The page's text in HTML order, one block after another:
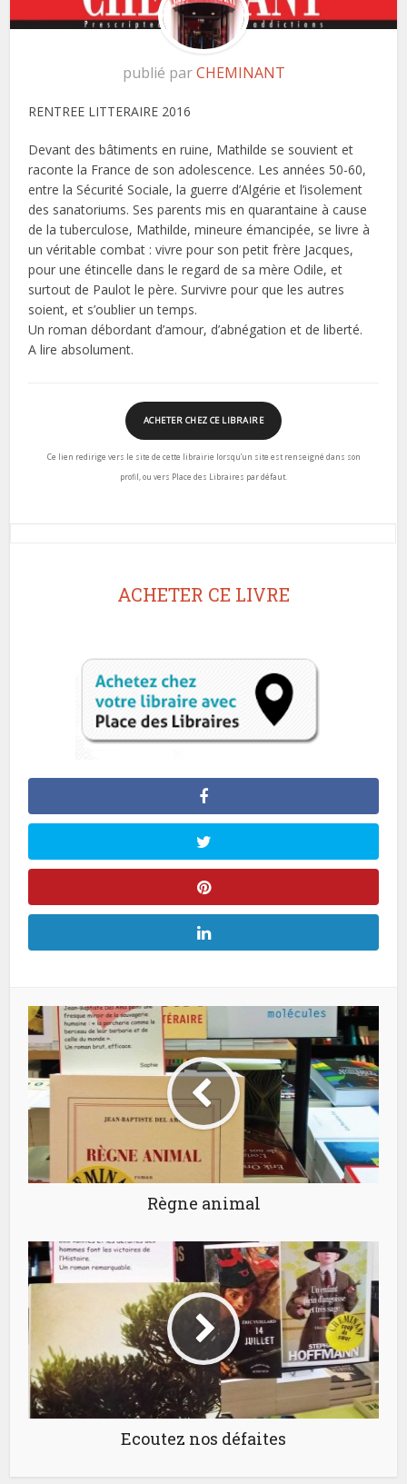
publié parCHEMINANT
RENTREE LITTERAIRE 2016
Devant des bâtiments en ruine, Mathilde se souvient et
raconte la France de son adolescence. Les années 50-60,
entre la Sécurité Sociale, la guerre d’Algérie et l’isolement
des sanatoriums. Ses parents mis en quarantaine à cause
de la tuberculose, Mathilde, mineure émancipée, se livre à
un véritable combat : vivre pour son petit frère Jacques,
pour une étincelle dans le regard de sa mère Odile, et
surtout de Paulot le père. Survivre pour que les autres
soient, et s’oublier un temps.
Un roman débordant d’amour, d’abnégation et de liberté.
A lire absolument.
ACHETER CHEZ CE LIBRAIRE
Ce lien redirige vers le site de cette librairie lorsqu’un site est renseigné dans son
profil, ou vers Place des Libraires par défaut.
ACHETER CE LIVRE
Règne animal
Ecoutez nos défaites